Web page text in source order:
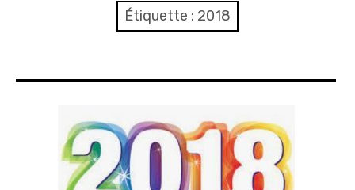
Nous joindre ou nous rejoindre
Journaux
Evénements
Sécurité
Étiquette : 2018